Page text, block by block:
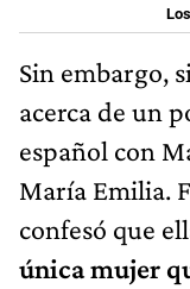
Sin embargo,
acerca de un
español con
María Emilia.
confesó que
única mujer